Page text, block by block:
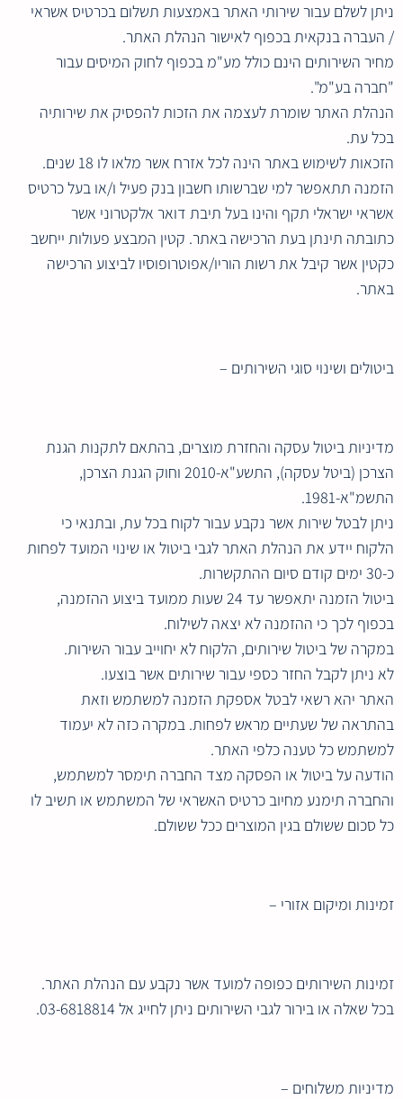
ניתן לשלם עבור שירותי האתר באמצעות תשלום בכרטיס אשראי
/ העברה בנקאית בכפוף לאישור הנהלת האתר.
מחיר השירותים הינם כולל מע"מ בכפוף לחוק המיסים עבור
"חברה בע"מ".
הנהלת האתר שומרת לעצמה את הזכות להפסיק את שירותיה
בכל עת.
הזכאות לשימוש באתר הינה לכל אזרח אשר מלאו לו 18 שנים.
הזמנה תתאפשר למי שברשותו חשבון בנק פעיל ו/או בעל כרטיס
אשראי ישראלי תקף והינו בעל תיבת דואר אלקטרוני אשר
כתובתה תינתן בעת הרכישה באתר. קטין המבצע פעולות ייחשב
כקטין אשר קיבל את רשות הוריו/אפוטרופוסיו לביצוע הרכישה
באתר.
ביטולים ושינוי סוגי השירותים –
מדיניות ביטול עסקה והחזרת מוצרים, בהתאם לתקנות הגנת
הצרכן (ביטל עסקה), התשע"א-2010 וחוק הגנת הצרכן,
התשמ"א-1981.
ניתן לבטל שירות אשר נקבע עבור לקוח בכל עת, ובתנאי כי
הלקוח יידע את הנהלת האתר לגבי ביטול או שינוי המועד לפחות
כ-30 ימים קודם סיום ההתקשרות.
ביטול הזמנה יתאפשר עד 24 שעות ממועד ביצוע ההזמנה,
בכפוף לכך כי ההזמנה לא יצאה לשילוח.
במקרה של ביטול שירותים, הלקוח לא יחוייב עבור השירות.
לא ניתן לקבל החזר כספי עבור שירותים אשר בוצעו.
האתר יהא רשאי לבטל אספקת הזמנה למשתמש וזאת
בהתראה של שעתיים מראש לפחות. במקרה כזה לא יעמוד
למשתמש כל טענה כלפי האתר.
הודעה על ביטול או הפסקה מצד החברה תימסר למשתמש,
והחברה תימנע מחיוב כרטיס האשראי של המשתמש או תשיב לו
כל סכום ששולם בגין המוצרים ככל ששולם.
זמינות ומיקום אזורי –
זמינות השירותים כפופה למועד אשר נקבע עם הנהלת האתר.
בכל שאלה או בירור לגבי השירותים ניתן לחייג אל 03-6818814.
מדיניות משלוחים –